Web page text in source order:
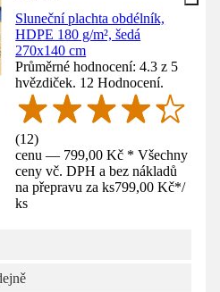
Sluneční plachta obdélník,
HDPE 180 g/m², šedá
270x140 cm
Průměrné hodnocení: 4.3 z 5
hvězdiček. 12 Hodnocení.
(12)
cenu — 799,00 Kč * Všechny
ceny vč. DPH a bez nákladů
na přepravu za ks799,00 Kč*/
ks